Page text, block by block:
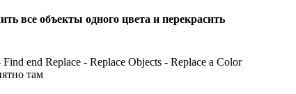
все объекты одного цвета и перекрасить
end Replace - Replace Objects - Replace a Color
там